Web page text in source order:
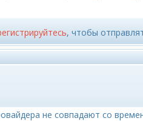
, чтобы
не совпадают со